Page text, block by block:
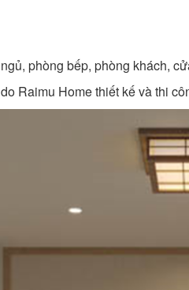
phòng bếp, phòng khách,
Raimu Home thiết kế và thi